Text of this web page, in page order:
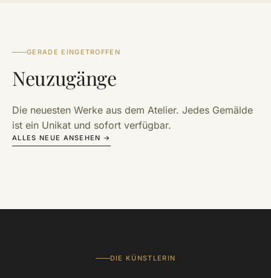
GERADE EINGETROFFEN
Neuzugänge
Die neuesten Werke aus dem Atelier. Jedes Gemälde
ist ein Unikat und sofort verfügbar.
ALLES NEUE ANSEHEN →
DIE KÜNSTLERIN